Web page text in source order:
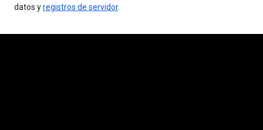
datos yregistros de servidor.